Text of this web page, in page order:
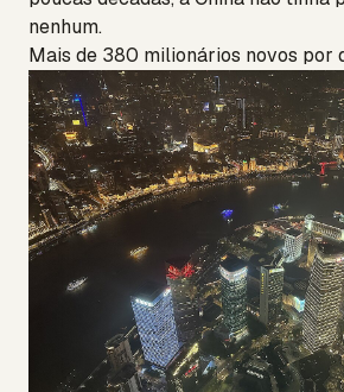
nenhum.
Mais de 380 milionários novos por